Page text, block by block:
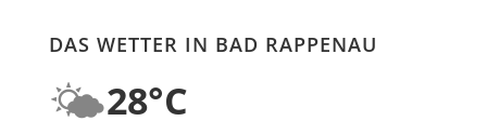
DAS WETTER IN BAD RAPPENAU
🌤️28°C